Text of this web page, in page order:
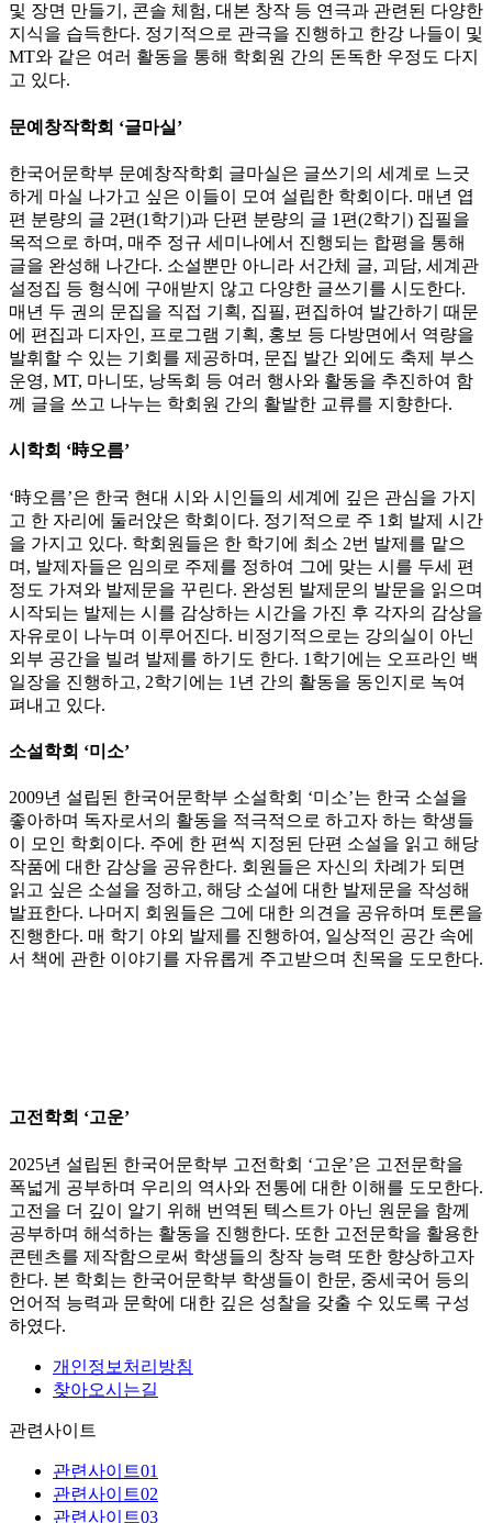
및 장면 만들기, 콘솔 체험, 대본 창작 등 연극과 관련된 다양한
지식을 습득한다. 정기적으로 관극을 진행하고 한강 나들이 및
MT와 같은 여러 활동을 통해 학회원 간의 돈독한 우정도 다지
고 있다.
문예창작학회 ‘글마실’
한국어문학부 문예창작학회 글마실은 글쓰기의 세계로 느긋
하게 마실 나가고 싶은 이들이 모여 설립한 학회이다. 매년 엽
편 분량의 글 2편(1학기)과 단편 분량의 글 1편(2학기) 집필을
목적으로 하며, 매주 정규 세미나에서 진행되는 합평을 통해
글을 완성해 나간다. 소설뿐만 아니라 서간체 글, 괴담, 세계관
설정집 등 형식에 구애받지 않고 다양한 글쓰기를 시도한다.
매년 두 권의 문집을 직접 기획, 집필, 편집하여 발간하기 때문
에 편집과 디자인, 프로그램 기획, 홍보 등 다방면에서 역량을
발휘할 수 있는 기회를 제공하며, 문집 발간 외에도 축제 부스
운영, MT, 마니또, 낭독회 등 여러 행사와 활동을 추진하여 함
께 글을 쓰고 나누는 학회원 간의 활발한 교류를 지향한다.
시학회 ‘時오름’
‘時오름’은 한국 현대 시와 시인들의 세계에 깊은 관심을 가지
고 한 자리에 둘러앉은 학회이다. 정기적으로 주 1회 발제 시간
을 가지고 있다. 학회원들은 한 학기에 최소 2번 발제를 맡으
며, 발제자들은 임의로 주제를 정하여 그에 맞는 시를 두세 편
정도 가져와 발제문을 꾸린다. 완성된 발제문의 발문을 읽으며
시작되는 발제는 시를 감상하는 시간을 가진 후 각자의 감상을
자유로이 나누며 이루어진다. 비정기적으로는 강의실이 아닌
외부 공간을 빌려 발제를 하기도 한다. 1학기에는 오프라인 백
일장을 진행하고, 2학기에는 1년 간의 활동을 동인지로 녹여
펴내고 있다.
소설학회 ‘미소’
2009년 설립된 한국어문학부 소설학회 ‘미소’는 한국 소설을
좋아하며 독자로서의 활동을 적극적으로 하고자 하는 학생들
이 모인 학회이다. 주에 한 편씩 지정된 단편 소설을 읽고 해당
작품에 대한 감상을 공유한다. 회원들은 자신의 차례가 되면
읽고 싶은 소설을 정하고, 해당 소설에 대한 발제문을 작성해
발표한다. 나머지 회원들은 그에 대한 의견을 공유하며 토론을
진행한다. 매 학기 야외 발제를 진행하여, 일상적인 공간 속에
서 책에 관한 이야기를 자유롭게 주고받으며 친목을 도모한다.
고전학회 ‘고운’
2025년 설립된 한국어문학부 고전학회 ‘고운’은 고전문학을
폭넓게 공부하며 우리의 역사와 전통에 대한 이해를 도모한다.
고전을 더 깊이 알기 위해 번역된 텍스트가 아닌 원문을 함께
공부하며 해석하는 활동을 진행한다. 또한 고전문학을 활용한
콘텐츠를 제작함으로써 학생들의 창작 능력 또한 향상하고자
한다. 본 학회는 한국어문학부 학생들이 한문, 중세국어 등의
언어적 능력과 문학에 대한 깊은 성찰을 갖출 수 있도록 구성
하였다.
개인정보처리방침
찾아오시는길
관련사이트
관련사이트01
관련사이트02
관련사이트03